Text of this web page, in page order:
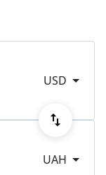
USD
UAH